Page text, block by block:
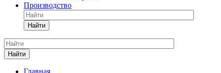
Производство
Найти
Найти
Главная